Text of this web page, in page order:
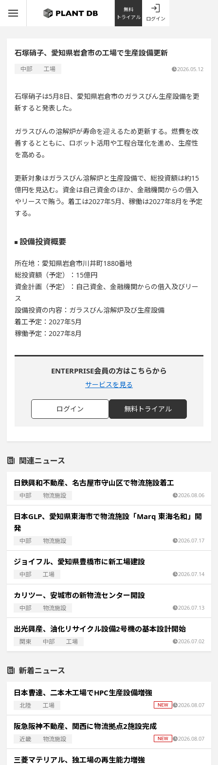
無料
トライアル
ログイン
石塚硝子、愛知県岩倉市の工場で生産設備更新
中部 工場 2026.05.12
石塚硝子は5月8日、愛知県岩倉市のガラスびん生産設備を更
新すると発表した。
ガラスびんの溶解炉が寿命を迎えるため更新する。燃費を改
善するとともに、ロボット活用や工程合理化を進め、生産性
を高める。
更新対象はガラスびん溶解炉と生産設備で、総投資額は約15
億円を見込む。資金は自己資金のほか、金融機関からの借入
やリースで賄う。着工は2027年5月、稼働は2027年8月を予定
する。
設備投資概要
所在地：愛知県岩倉市川井町1880番地
総投資額（予定）：15億円
資金計画（予定）：自己資金、金融機関からの借入及びリー
ス
設備投資の内容：ガラスびん溶解炉及び生産設備
着工予定：2027年5月
稼働予定：2027年8月
ENTERPRISE会員の方はこちらから
サービスを見る
ログイン 無料トライアル
関連ニュース
日鉄興和不動産、名古屋市守山区で物流施設着工
中部 物流施設 2026.08.06
日本GLP、愛知県東海市で物流施設「Marq 東海名和」開
発
中部 物流施設 2026.07.17
ジョイフル、愛知県豊橋市に新工場建設
中部 工場 2026.07.14
カリツー、安城市の新物流センター開設
中部 物流施設 2026.07.13
出光興産、油化リサイクル設備2号機の基本設計開始
関東 中部 工場 2026.07.02
新着ニュース
日本曹達、二本木工場でHPC生産設備増強
北陸 工場 2026.08.07
阪急阪神不動産、関西に物流拠点2施設完成
近畿 物流施設 2026.08.07
三菱マテリアル、独工場の再生能力増強